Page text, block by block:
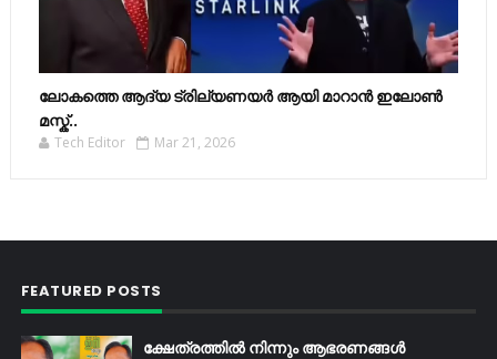
ലോകത്തെ ആദ്യ ട്രില്യണയർ ആയി മാറാൻ ഇലോൺ
മസ്ക്..
Tech Editor Mar 21, 2026
FEATURED POSTS
ക്ഷേത്രത്തിൽ നിന്നും ആഭരണങ്ങൾ